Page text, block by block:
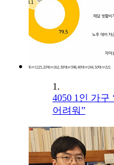
1.
4050 1인 가구
어려워”